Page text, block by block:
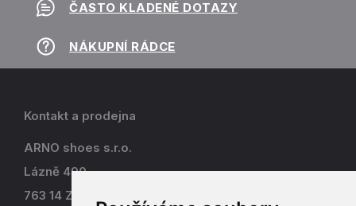
ČASTO KLADENÉ DOTAZY
NÁKUPNÍ RÁDCE
Kontakt a prodejna
ARNO shoes s.r.o.
Lázně 490
763 14 Zlín - Kostelec